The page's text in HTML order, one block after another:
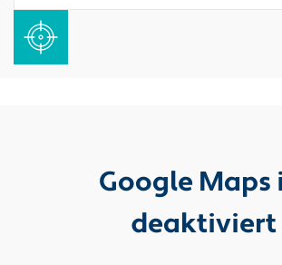
Google Maps
deaktiviert